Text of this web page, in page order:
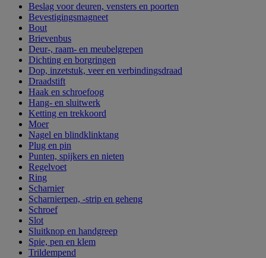
Beslag voor deuren, vensters en poorten
Bevestigingsmagneet
Bout
Brievenbus
Deur-, raam- en meubelgrepen
Dichting en borgringen
Dop, inzetstuk, veer en verbindingsdraad
Draadstift
Haak en schroefoog
Hang- en sluitwerk
Ketting en trekkoord
Moer
Nagel en blindklinktang
Plug en pin
Punten, spijkers en nieten
Regelvoet
Ring
Scharnier
Scharnierpen, -strip en geheng
Schroef
Slot
Sluitknop en handgreep
Spie, pen en klem
Trildempend